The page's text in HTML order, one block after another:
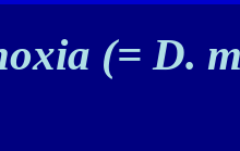
(= D.